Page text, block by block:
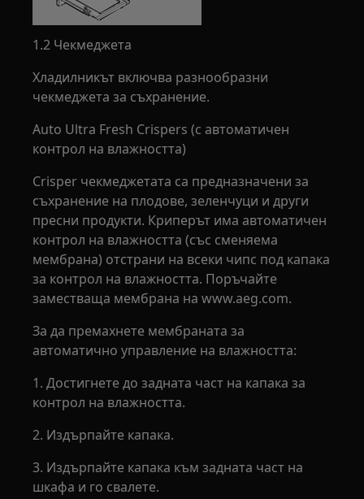
1.2 Чекмеджета
Хладилникът включва разнообразни
чекмеджета за съхранение.
Auto Ultra Fresh Crispers (с автоматичен
контрол на влажността)
Crisper чекмеджетата са предназначени за
съхранение на плодове, зеленчуци и други
пресни продукти. Криперът има автоматичен
контрол на влажността (със сменяема
мембрана) отстрани на всеки чипс под капака
за контрол на влажността. Поръчайте
заместваща мембрана на www.aeg.com.
За да премахнете мембраната за
автоматично управление на влажността:
1. Достигнете до задната част на капака за
контрол на влажността.
2. Издърпайте капака.
3. Издърпайте капака към задната част на
шкафа и го свалете.